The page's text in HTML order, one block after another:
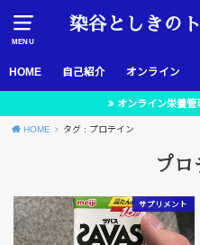
MENU
染谷としきの
HOME 自己紹介 オンライン
オンライン栄養管
HOME タグ : プロテイン
プロ
サプリメント